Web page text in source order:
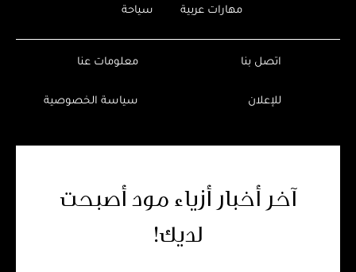
مهارات عربية سياحة
اتصل بنا
للإعلان
معلومات عنا
سياسة الخصوصية
آخر أخبار أزياء مود أصبحت
لديك!